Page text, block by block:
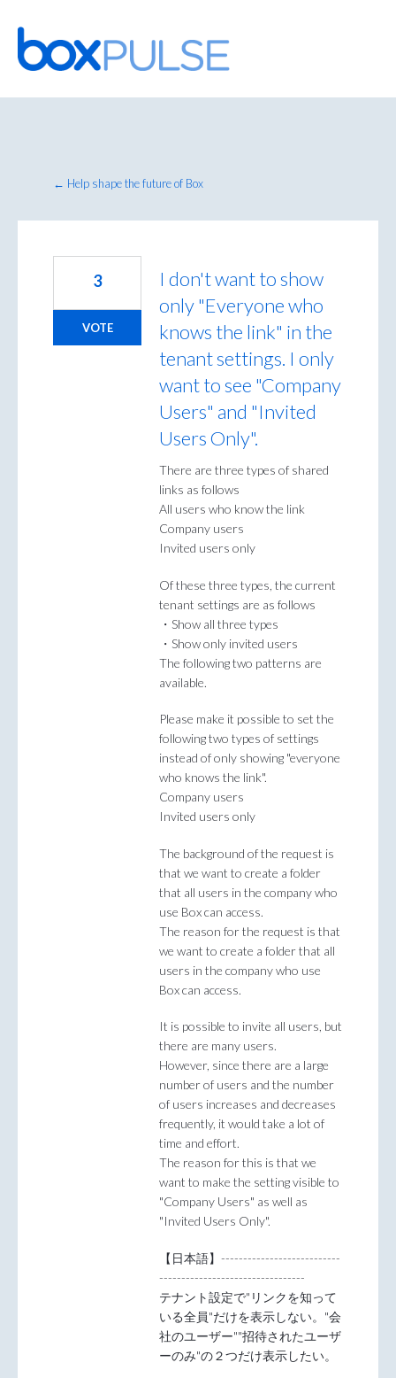
Skip
to
content
← Help shape the future of Box
I don't want to show
only "Everyone who
knows the link" in the
tenant settings. I only
want to see "Company
Users" and "Invited
Users Only".
There are three types of shared
links as follows
All users who know the link
Company users
Invited users only
Of these three types, the current
tenant settings are as follows
・Show all three types
・Show only invited users
The following two patterns are
available.
Please make it possible to set the
following two types of settings
instead of only showing "everyone
who knows the link".
Company users
Invited users only
The background of the request is
that we want to create a folder
that all users in the company who
use Box can access.
The reason for the request is that
we want to create a folder that all
users in the company who use
Box can access.
It is possible to invite all users, but
there are many users.
However, since there are a large
number of users and the number
of users increases and decreases
frequently, it would take a lot of
time and effort.
The reason for this is that we
want to make the setting visible to
"Company Users" as well as
"Invited Users Only".
【日本語】---------------------------
---------------------------------
テナント設定で"リンクを知って
いる全員"だけを表示しない。"会
社のユーザー""招待されたユーザ
ーのみ"の２つだけ表示したい。
3
VOTE